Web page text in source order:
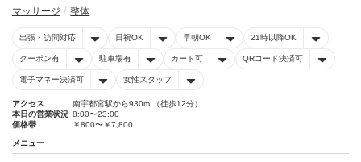
マッサージ 整体
出張・訪問対応 日祝OK 早朝OK 21時以降OK
クーポン有 駐車場有 カード可 QRコード決済可
電子マネー決済可 女性スタッフ
アクセス
南宇都宮駅から930m （徒歩12分）
本日の営業状況 8:00〜23:00
価格帯
￥800〜￥7,800
メニュー